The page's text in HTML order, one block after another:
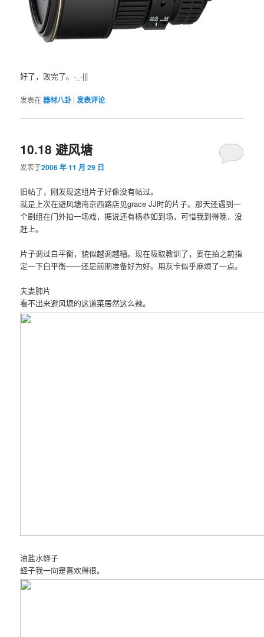
好了，败完了。-_-|||
发表在器材八卦 |发表评论
10.18 避风塘
发表于2006 年 11 月 29 日
旧帖了，刚发现这组片子好像没有帖过。
就是上次在避风塘南京西路店见grace JJ时的片子。那天还遇到一
个剧组在门外拍一场戏，据说还有杨恭如到场，可惜我到得晚，没
赶上。
片子调过白平衡，貌似越调越糟。现在吸取教训了，要在拍之前指
定一下白平衡——还是前期准备好为好。用灰卡似乎麻烦了一点。
夫妻肺片
看不出来避风塘的这道菜居然这么辣。
油盐水蛏子
蛏子我一向是喜欢得很。